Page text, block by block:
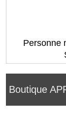
Boutique
Personne